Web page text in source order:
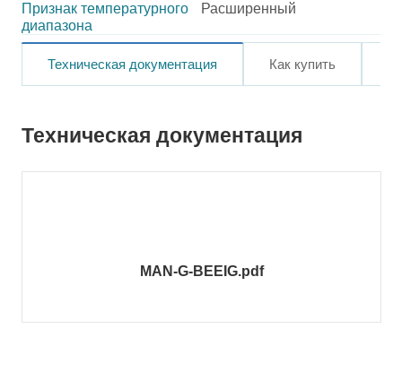
Признак температурного
диапазона
Расширенный
Техническая документация Как купить
Техническая документация
MAN-G-BEEIG.pdf